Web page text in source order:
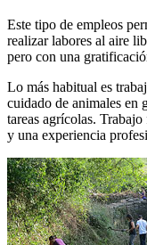
Este tipo de empleos
realizar labores al aire
pero con una
Lo más habitual es
cuidado de animales en
tareas agrícolas.
y una experiencia